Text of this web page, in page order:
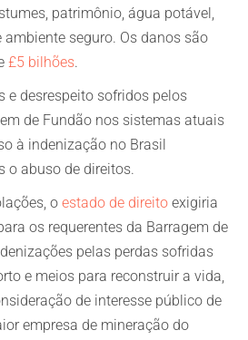
patrimônio, água potável,
seguro. Os danos são
£5 bilhões.
e desrespeito sofridos pelos
de Fundão nos sistemas atuais
à indenização no Brasil
o abuso de direitos.
o estado de direito exigiria
os requerentes da Barragem de
pelas perdas sofridas
e meios para reconstruir a vida,
de interesse público de
empresa de mineração do